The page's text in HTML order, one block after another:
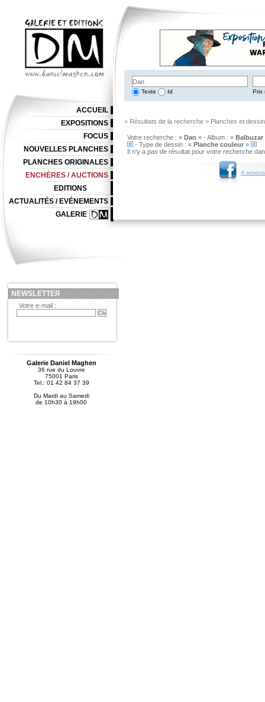
Texte Id Prix
> Résultats de la recherche > Planches et
Votre recherche : « Dan » - Album : « Balbuzar
- Type de dessin : « Planche couleur »
Il n'y a pas de résultat pour votre recherche
A
ACCUEIL
EXPOSITIONS
FOCUS
NOUVELLES PLANCHES
PLANCHES ORIGINALES
ENCHÈRES / AUCTIONS
EDITIONS
ACTUALITÉS / EVÉNEMENTS
GALERIE
NEWSLETTER
Votre e-mail :
Galerie Daniel Maghen
36 rue du Louvre
75001 Paris
Tel.: 01 42 84 37 39
Du Mardi au Samedi
de 10h30 à 19h00